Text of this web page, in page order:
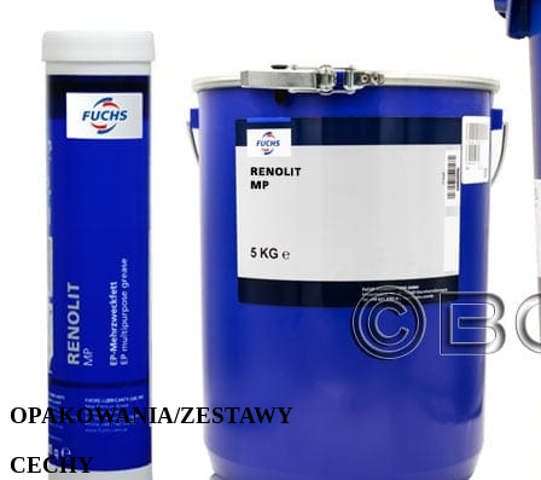
OPAKOWANIA/ZESTAWY
CECHY